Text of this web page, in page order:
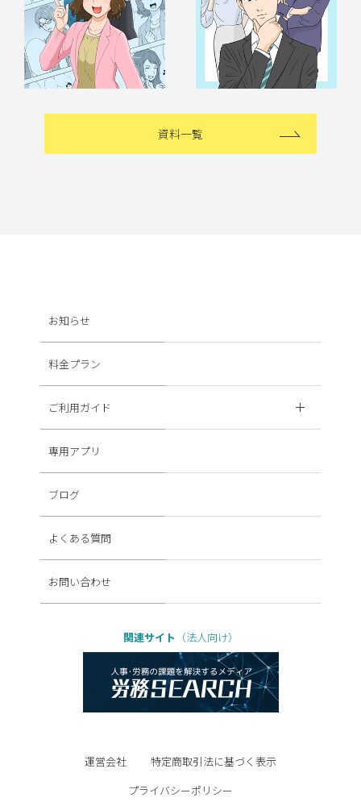
資料一覧
お知らせ
料金プラン
ご利用ガイド
専用アプリ
ブログ
よくある質問
お問い合わせ
関連サイト （法人向け）
運営会社
特定商取引法に基づく表示
プライバシーポリシー